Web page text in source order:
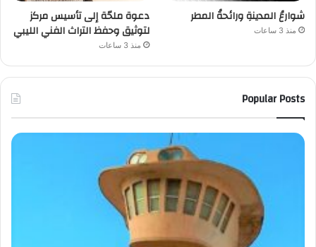
شوارعُ المدينةِ ورائحةُ المطر
منذ 3 ساعات
دعوة ملحّة إلى تأسيس مركز
لتوثيق وحفظ التراث الفني الليبي
منذ 3 ساعات
Popular Posts